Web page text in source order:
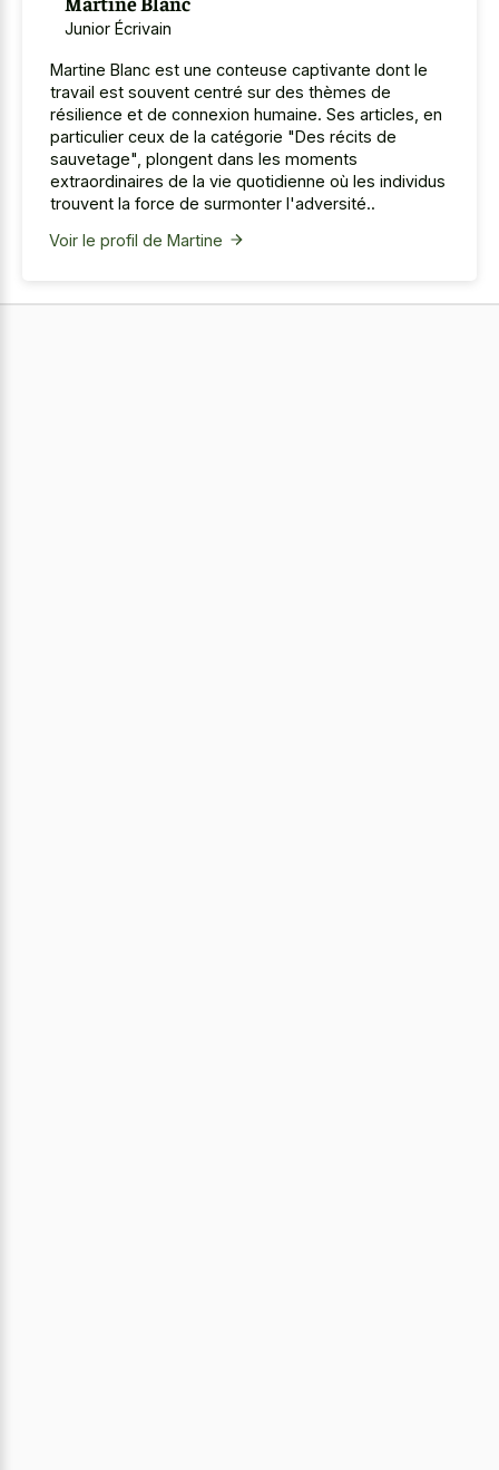
Junior Écrivain
Martine Blanc est une conteuse captivante dont le
travail est souvent centré sur des thèmes de
résilience et de connexion humaine. Ses articles, en
particulier ceux de la catégorie "Des récits de
sauvetage", plongent dans les moments
extraordinaires de la vie quotidienne où les individus
trouvent la force de surmonter l'adversité..
Voir le profil de Martine